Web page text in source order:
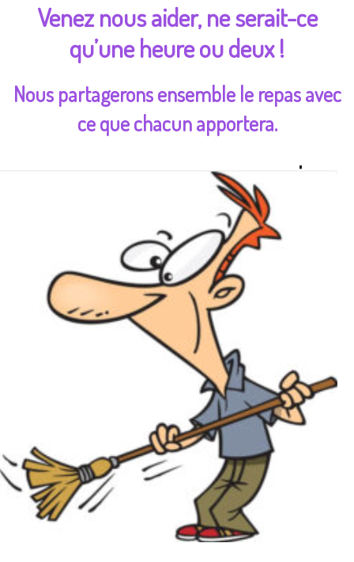
Venez nous aider, ne serait-ce
qu’une heure ou deux !
Nous partagerons ensemble le repas avec
ce que chacun apportera.